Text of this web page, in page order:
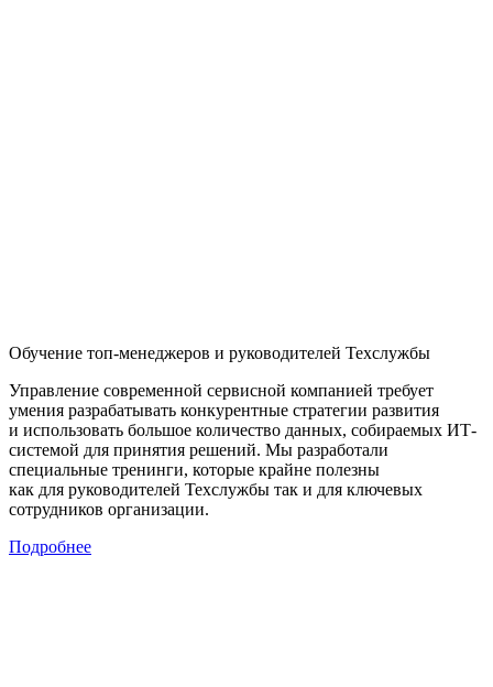
Обучение топ-менеджеров и руководителей Техслужбы
Управление современной сервисной компанией требует
умения разрабатывать конкурентные стратегии развития
и использовать большое количество данных, собираемых ИТ-
системой для принятия решений. Мы разработали
специальные тренинги, которые крайне полезны
как для руководителей Техслужбы так и для ключевых
сотрудников организации.
Подробнее